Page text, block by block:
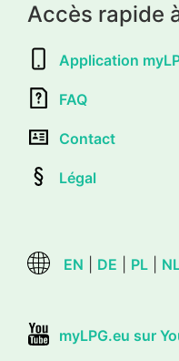
Accès rapide
Application
FAQ
Contact
Légal
EN DE PL
myLPG.eu sur